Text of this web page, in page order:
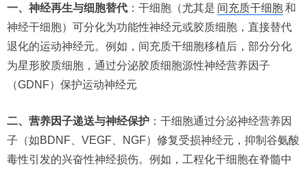
一、神经再生与细胞替代 ：干细胞（尤其是 间充质干细胞和
神经干细胞）可分化为功能性神经元或胶质细胞，直接替代
退化的运动神经元。例如，间充质干细胞移植后，部分分化
为星形胶质细胞，通过分泌胶质细胞源性神经营养因子
（GDNF）保护运动神经元
二、营养因子递送与神经保护 ：干细胞通过分泌神经营养因
子（如BDNF、VEGF、NGF）修复受损神经元，抑制谷氨酸
毒性引发的兴奋性神经损伤。例如，工程化干细胞在脊髓中